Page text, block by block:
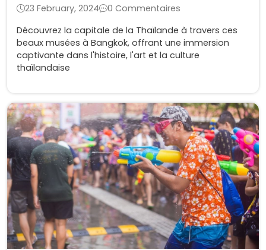
23 February, 2024
0 Commentaires
Découvrez la capitale de la Thaïlande à travers ces
beaux musées à Bangkok, offrant une immersion
captivante dans l'histoire, l'art et la culture
thaïlandaise